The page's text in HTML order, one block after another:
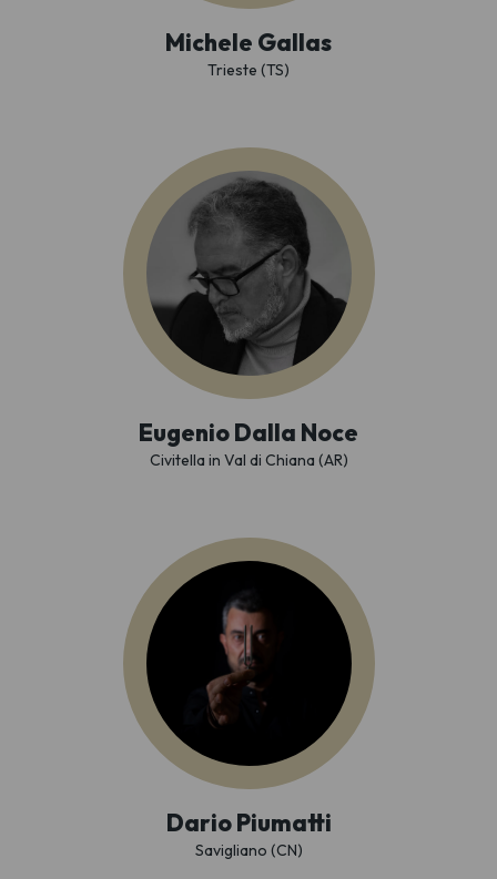
Michele Gallas
Trieste (TS)
Eugenio Dalla Noce
Civitella in Val di Chiana (AR)
Dario Piumatti
Savigliano (CN)